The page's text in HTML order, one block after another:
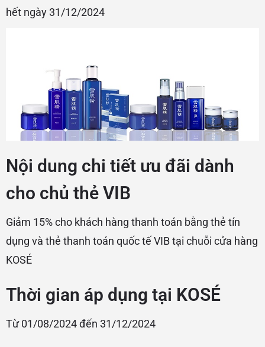
hết ngày 31/12/2024
Nội dung chi tiết ưu đãi dành
cho chủ thẻ VIB
Giảm 15% cho khách hàng thanh toán bằng thẻ tín
dụng và thẻ thanh toán quốc tế VIB tại chuỗi cửa hàng
KOSÉ
Thời gian áp dụng tại KOSÉ
Từ 01/08/2024 đến 31/12/2024